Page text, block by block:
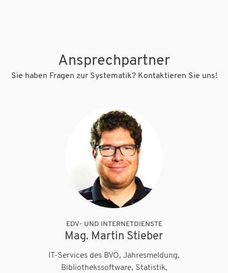
Ansprechpartner
Sie haben Fragen zur Systematik? Kontaktieren Sie uns!
EDV- UND INTERNETDIENSTE
Mag. Martin Stieber
IT-Services des BVÖ, Jahresmeldung,
Bibliothekssoftware, Statistik,